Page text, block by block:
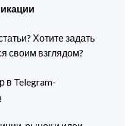
Хотите задать
своим взглядом?
в Telegram-